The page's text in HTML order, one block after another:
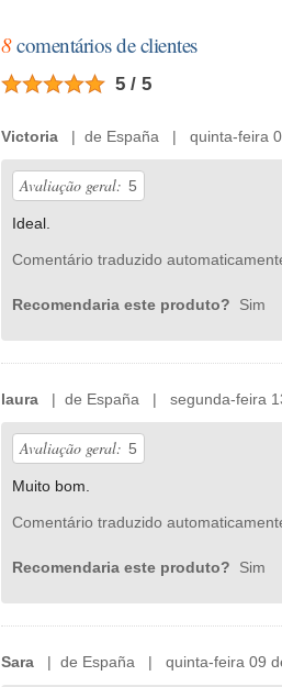
8comentários de clientes
5 / 5
Victoria | de España | quinta-feira
Avaliação geral: 5
Ideal.
Comentário traduzido
Recomendaria este produto? Sim
laura | de España | segunda-feira
Avaliação geral: 5
Muito bom.
Comentário traduzido
Recomendaria este produto? Sim
Sara | de España | quinta-feira 09